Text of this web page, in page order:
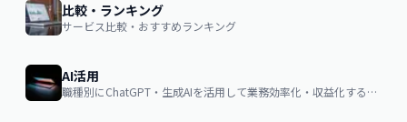
比較・ランキング
サービス比較・おすすめランキング
AI活用
職種別にChatGPT・生成AIを活用して業務効率化・収益化するノウハウ